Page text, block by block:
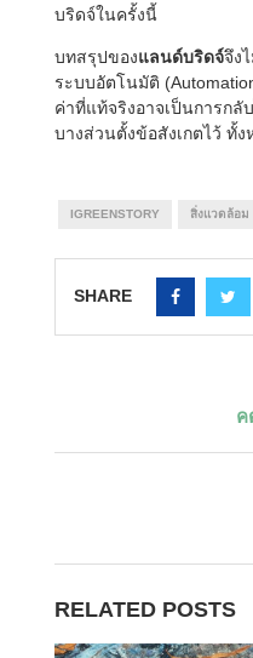
บริดจ์ในครั้งนี้
บทสรุปของแลนด์บริดจ์จึง
ระบบอัตโนมัติ
ค่าที่แท้จริงอาจเป็นการก
บางส่วนตั้งข้อสังเกตไว้ ทั้
IGREENSTORY สิ่งแวดล้อม
SHARE
ค
RELATED POSTS